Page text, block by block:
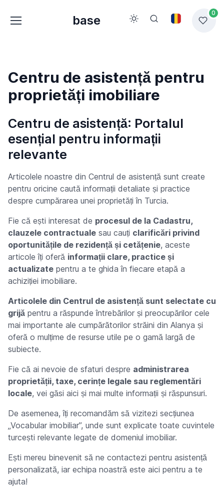
base
0
Centru de asistență pentru
proprietăți imobiliare
Centru de asistență: Portalul
esențial pentru informații
relevante
Articolele noastre din Centrul de asistență sunt create
pentru oricine caută informații detaliate și practice
despre cumpărarea unei proprietăți în Turcia.
Fie că ești interesat de procesul de la Cadastru,
clauzele contractuale sau cauți clarificări privind
oportunitățile de rezidență și cetățenie, aceste
articole îți oferă informații clare, practice și
actualizate pentru a te ghida în fiecare etapă a
achiziției imobiliare.
Articolele din Centrul de asistență sunt selectate cu
grijă pentru a răspunde întrebărilor și preocupărilor cele
mai importante ale cumpărătorilor străini din Alanya și
oferă o mulțime de resurse utile pe o gamă largă de
subiecte.
Fie că ai nevoie de sfaturi despre administrarea
proprietății, taxe, cerințe legale sau reglementări
locale, vei găsi aici și mai multe informații și răspunsuri.
De asemenea, îți recomandăm să vizitezi secțiunea
„Vocabular imobiliar”, unde sunt explicate toate cuvintele
turcești relevante legate de domeniul imobiliar.
Ești mereu binevenit să ne contactezi pentru asistență
personalizată, iar echipa noastră este aici pentru a te
ajuta!